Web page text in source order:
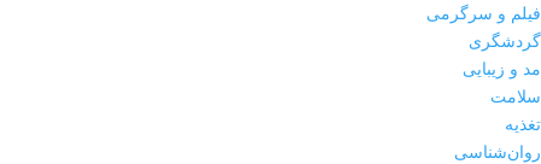
فیلم و سرگرمی
گردشگری
مد و زیبایی
سلامت
تغذیه
روان‌شناسی